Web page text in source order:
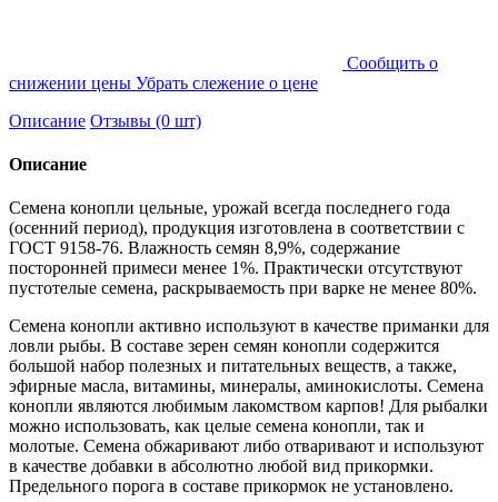
Cообщить о
снижении цены Убрать слежение о цене
Описание Отзывы (0 шт)
Описание
Семена конопли цельные, урожай всегда последнего года
(осенний период), продукция изготовлена в соответствии с
ГОСТ 9158-76. Влажность семян 8,9%, содержание
посторонней примеси менее 1%. Практически отсутствуют
пустотелые семена, раскрываемость при варке не менее 80%.
Семена конопли активно используют в качестве приманки для
ловли рыбы. В составе зерен семян конопли содержится
большой набор полезных и питательных веществ, а также,
эфирные масла, витамины, минералы, аминокислоты. Семена
конопли являются любимым лакомством карпов! Для рыбалки
можно использовать, как целые семена конопли, так и
молотые. Семена обжаривают либо отваривают и используют
в качестве добавки в абсолютно любой вид прикормки.
Предельного порога в составе прикормок не установлено.